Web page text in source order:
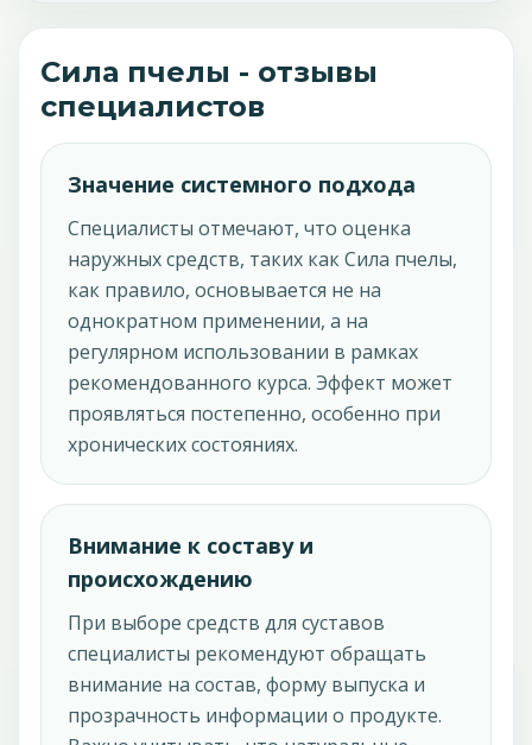
Сила пчелы - отзывы
специалистов
Значение системного подхода
Специалисты отмечают, что оценка
наружных средств, таких как Сила пчелы,
как правило, основывается не на
однократном применении, а на
регулярном использовании в рамках
рекомендованного курса. Эффект может
проявляться постепенно, особенно при
хронических состояниях.
Внимание к составу и
происхождению
При выборе средств для суставов
специалисты рекомендуют обращать
внимание на состав, форму выпуска и
прозрачность информации о продукте.